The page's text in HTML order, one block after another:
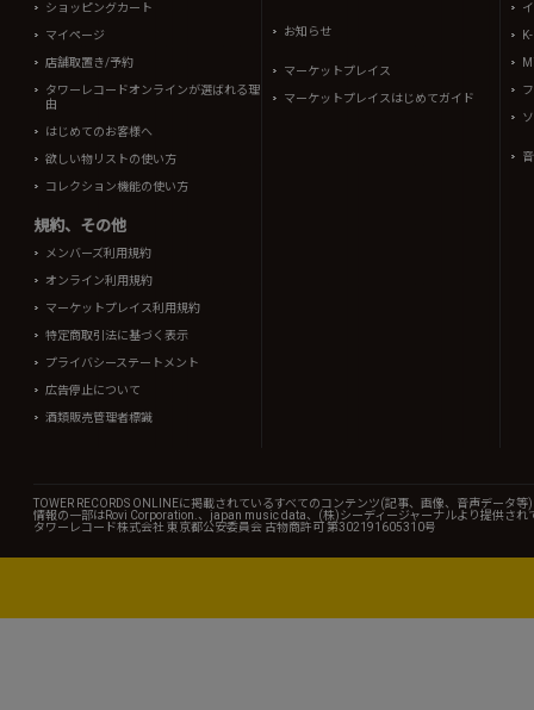
ショッピングカート
マイページ
店舗取置き/予約
タワーレコードオンラインが選ばれる理
由
はじめてのお客様へ
欲しい物リストの使い方
コレクション機能の使い方
規約、その他
メンバーズ利用規約
オンライン利用規約
マーケットプレイス利用規約
特定商取引法に基づく表示
プライバシーステートメント
広告停止について
酒類販売管理者標識
お知らせ
マーケットプレイス
マーケットプレイスはじめてガイド
TOWER RECORDS ONLINEに掲載されているすべてのコンテンツ(記事、画像、音声データ
情報の一部はRovi Corporation.、japan music data、(株)シーディージャーナルより提供され
タワーレコード株式会社 東京都公安委員会 古物商許可 第302191605310号